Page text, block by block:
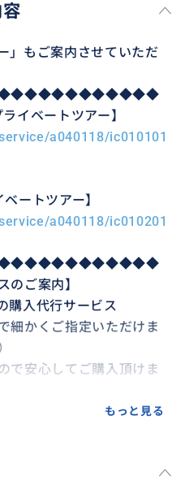
」もご案内させていただ
イベートツアー】
a040118/ic010101
ートツアー】
a040118/ic010201
のご案内】
購入代行サービス
細かくご指定いただけま
で安心してご購入頂けま
制など、チケット以外の
もっと見る